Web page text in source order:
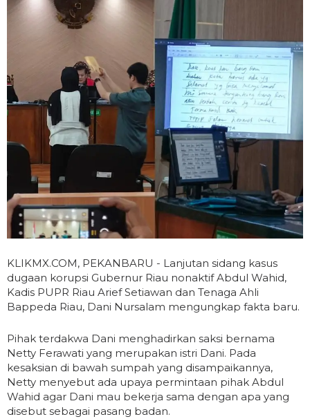
KLIKMX.COM, PEKANBARU - Lanjutan sidang kasus
dugaan korupsi Gubernur Riau nonaktif Abdul Wahid,
Kadis PUPR Riau Arief Setiawan dan Tenaga Ahli
Bappeda Riau, Dani Nursalam mengungkap fakta baru.
Pihak terdakwa Dani menghadirkan saksi bernama
Netty Ferawati yang merupakan istri Dani. Pada
kesaksian di bawah sumpah yang disampaikannya,
Netty menyebut ada upaya permintaan pihak Abdul
Wahid agar Dani mau bekerja sama dengan apa yang
disebut sebagai pasang badan.